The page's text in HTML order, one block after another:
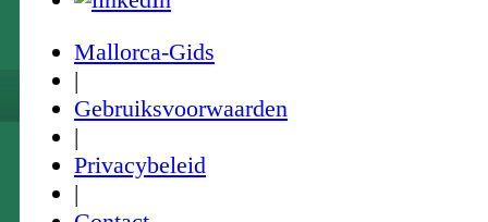
Mallorca-Gids
|
Gebruiksvoorwaarden
|
Privacybeleid
|